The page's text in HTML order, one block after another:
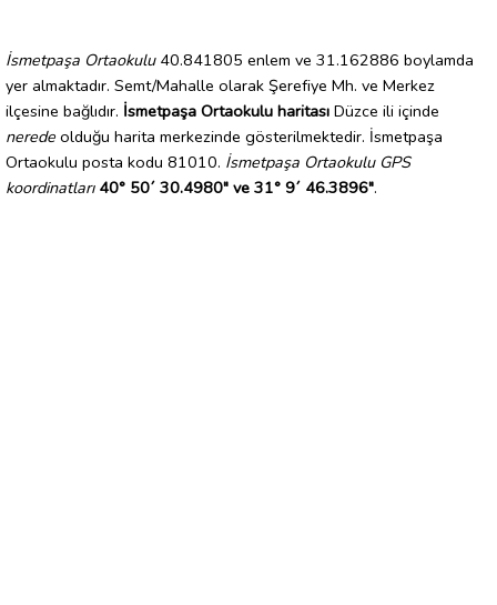
İsmetpaşa Ortaokulu40.841805 enlem ve 31.162886 boylamda
yer almaktadır. Semt/Mahalle olarak Şerefiye Mh. ve Merkez
ilçesine bağlıdır. İsmetpaşa Ortaokulu haritası Düzce ili içinde
nerede olduğu harita merkezinde gösterilmektedir. İsmetpaşa
Ortaokulu posta kodu 81010. İsmetpaşa Ortaokulu GPS
koordinatları 40° 50´ 30.4980" ve 31° 9´ 46.3896".